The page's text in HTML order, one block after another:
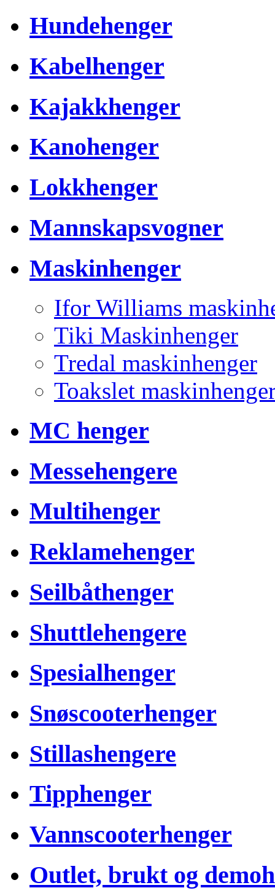
Hundehenger
Kabelhenger
Kajakkhenger
Kanohenger
Lokkhenger
Mannskapsvogner
Maskinhenger
Ifor Williams
Tiki Maskinhenger
Tredal maskinhenger
Toakslet
MC henger
Messehengere
Multihenger
Reklamehenger
Seilbåthenger
Shuttlehengere
Spesialhenger
Snøscooterhenger
Stillashengere
Tipphenger
Vannscooterhenger
Outlet, brukt og